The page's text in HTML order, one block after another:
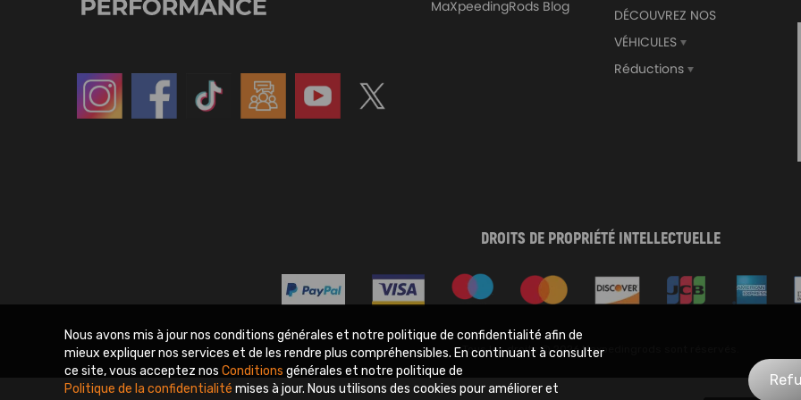
LPG essence Générateur
659,00€ 119,00€
Avant 3 + Arrière 2 Lift Kit
Spacers compatible pour
Cherokee XJ 84-01 4WD
Scenic 1.5 DCI K9K 106 CV
54399700030
117,00€
MaXpeedingRods Blog
DÉCOUVREZ NOS
VÉHICULES
Réductions
DROITS DE PROPRIÉTÉ INTELLECTUELLE
Tous les droits © 2026 Maxpedingrods sont réservés.
Politique de la confidentialité Conditions générales Carte
Nous avons mis à jour nos conditions générales et notre politique de confidentialité afin de
mieux expliquer nos services et de les rendre plus compréhensibles. En continuant à consulter
ce site, vous acceptez nos Conditions générales et notre politique de
Politique de la confidentialité mises à jour. Nous utilisons des cookies pour améliorer et